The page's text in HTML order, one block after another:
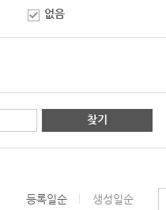
없음
찾기
등록일순 생성일순